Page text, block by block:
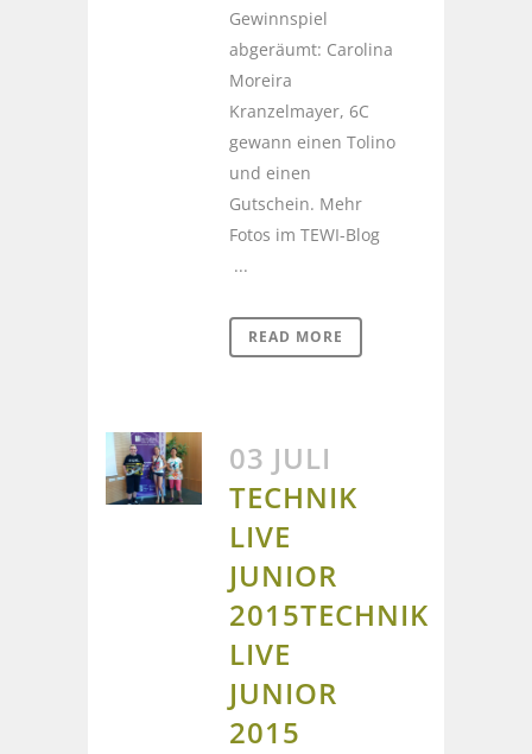
Gewinnspiel
abgeräumt: Carolina
Moreira
Kranzelmayer, 6C
gewann einen Tolino
und einen
Gutschein. Mehr
Fotos im TEWI-Blog
...
READ MORE
03 JULI
TECHNIK
LIVE
JUNIOR
2015TECHNIK
LIVE
JUNIOR
2015